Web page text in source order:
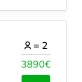
3890€
= 2